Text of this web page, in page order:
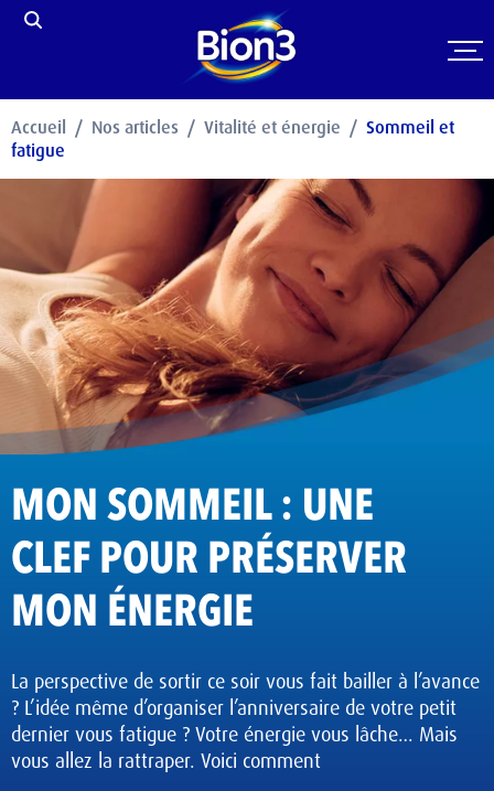
Accueil Nos articles Vitalité et énergie
Sommeil et
fatigue
MON SOMMEIL : UNE
CLEF POUR PRÉSERVER
MON ÉNERGIE
La perspective de sortir ce soir vous fait bailler à l’avance
? L’idée même d’organiser l’anniversaire de votre petit
dernier vous fatigue ? Votre énergie vous lâche… Mais
vous allez la rattraper. Voici comment